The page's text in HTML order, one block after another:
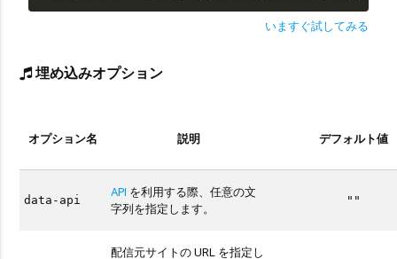
いますぐ試してみる
埋め込みオプション
オプション名 説明 デフォルト値
data-api
API を利用する際、任意の文
字列を指定します。
""
配信元サイトの URL を指定し